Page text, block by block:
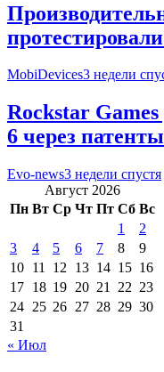
MobiDevices3 недели
Rockstar
6 через
Evo-news3 недели спустя
Август 2026
Пн Вт Ср Чт Пт Сб Вс
1
2
3
4 5 6 7 8
9
10 11 12 13 14 15 16
17 18 19 20 21 22 23
24 25 26 27 28 29 30
31
« Июл